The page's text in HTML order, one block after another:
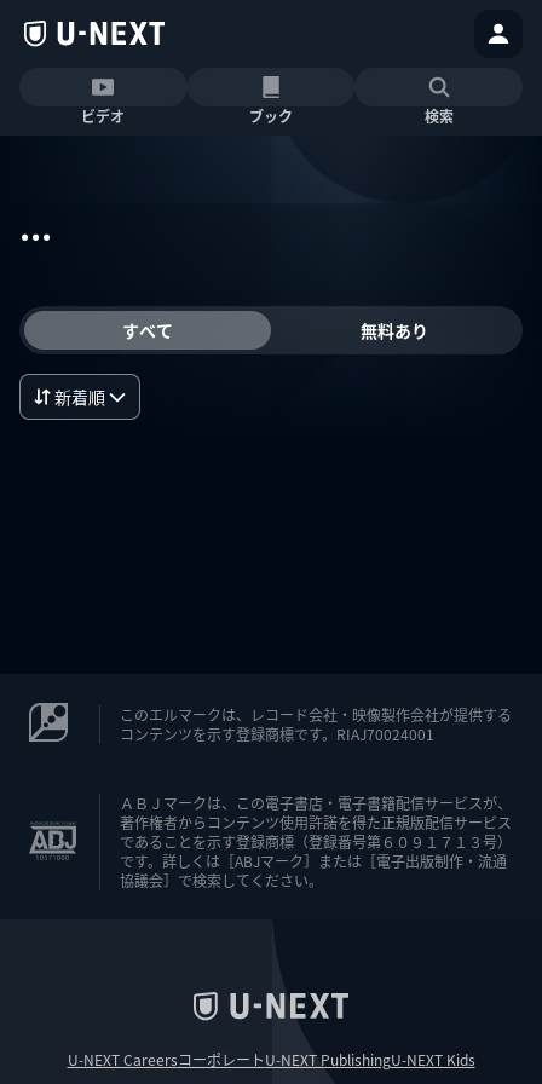
ビデオ ブック 検索
...
すべて 無料あり
新着順
このエルマークは、レコード会社・映像製作会社が提供する
コンテンツを示す登録商標です。RIAJ70024001
ＡＢＪマークは、この電子書店・電子書籍配信サービスが、
著作権者からコンテンツ使用許諾を得た正規版配信サービス
であることを示す登録商標（登録番号第６０９１７１３号）
です。詳しくは［ABJマーク］または［電子出版制作・流通
協議会］で検索してください。
U-NEXT CareersコーポレートU-NEXT PublishingU-NEXT Kids